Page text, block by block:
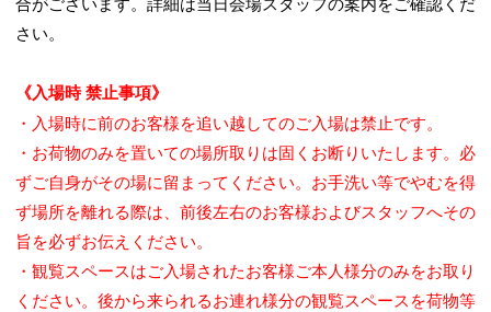
さい。
《入場時 禁止事項》
・入場時に前のお客様を追い越してのご入場は禁止です。
・お荷物のみを置いての場所取りは固くお断りいたします。必
ずご自身がその場に留まってください。お手洗い等でやむを得
ず場所を離れる際は、前後左右のお客様およびスタッフへその
旨を必ずお伝えください。
・観覧スペースはご入場されたお客様ご本人様分のみをお取り
ください。後から来られるお連れ様分の観覧スペースを荷物等